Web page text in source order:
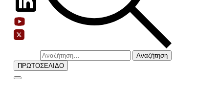
Αναζήτηση
για:
ΠΡΩΤΟΣΕΛΙΔΟ